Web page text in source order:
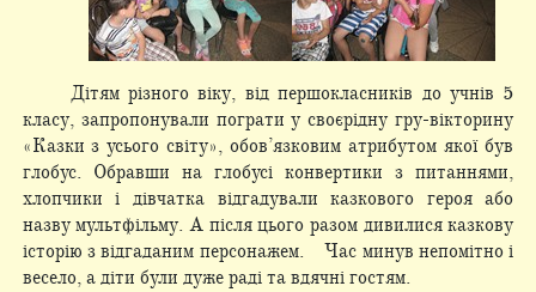
Дітям різного віку, від першокласників до учнів 5
класу, запропонували пограти у своєрідну гру-вікторину
«Казки з усього світу», обов’язковим атрибутом якої був
глобус. Обравши на глобусі конвертики з питаннями,
хлопчики і дівчатка відгадували казкового героя або
назву мультфільму. А після цього разом дивилися казкову
історію з відгаданим персонажем. Час минув непомітно і
весело, а діти були дуже раді та вдячні гостям.